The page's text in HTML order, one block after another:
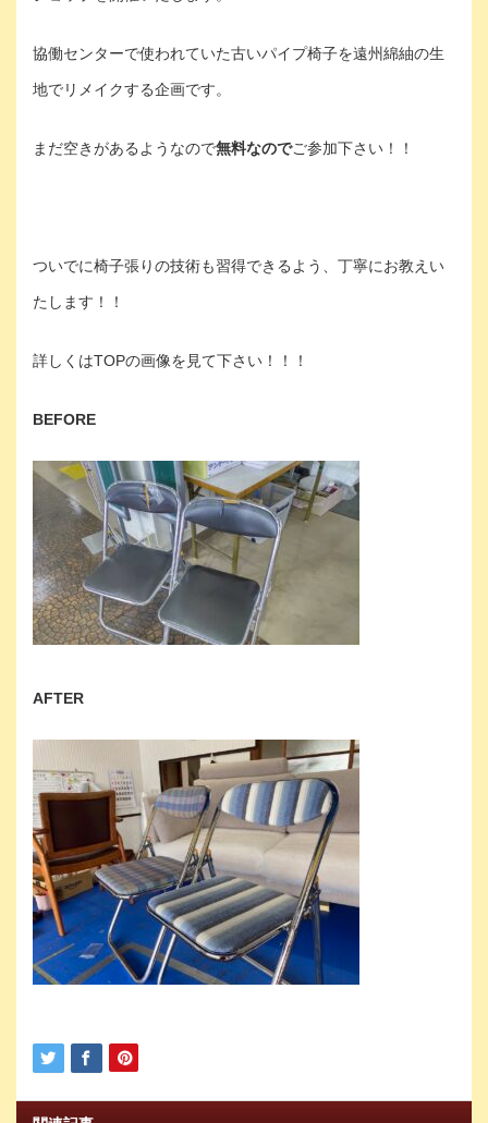
協働センターで使われていた古いパイプ椅子を遠州綿紬の生
地でリメイクする企画です。
まだ空きがあるようなので無料なのでご参加下さい！！
ついでに椅子張りの技術も習得できるよう、丁寧にお教えい
たします！！
詳しくはTOPの画像を見て下さい！！！
BEFORE
AFTER